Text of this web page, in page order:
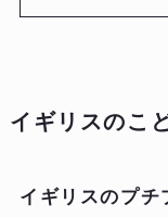
イギリスのこ
イギリスのプチ